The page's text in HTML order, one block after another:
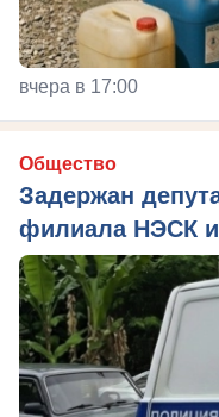
вчера в 17:00
Общество
Задержан
филиала НЭСК